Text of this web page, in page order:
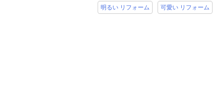
明るい リフォーム
可愛い リフォーム